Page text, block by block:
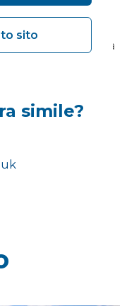
di soddisfazione
poiché
per la cataratta
sub-
simile?
sito